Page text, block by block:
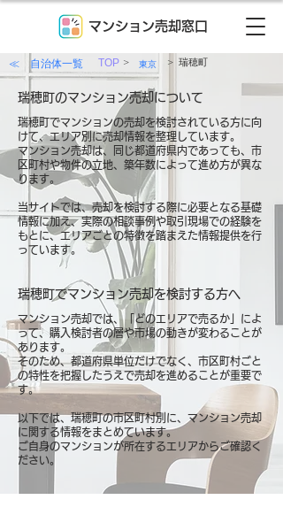
マンション売却窓口
≪ 自治体一覧 TOP > 東京 > 瑞穂町
瑞穂町のマンション売却について
瑞穂町でマンションの売却を検討されている方に向
けて、エリア別に売却情報を整理しています。
マンション売却は、同じ都道府県内であっても、市
区町村や物件の立地、築年数によって進め方が異な
ります。
当サイトでは、売却を検討する際に必要となる基礎
情報に加え、実際の相談事例や取引現場での経験を
もとに、エリアごとの特徴を踏まえた情報提供を行
っています。
瑞穂町でマンション売却を検討する方へ
マンション売却では、「どのエリアで売るか」によ
って、購入検討者の層や市場の動きが変わることが
あります。
そのため、都道府県単位だけでなく、市区町村ごと
の特性を把握したうえで売却を進めることが重要で
す。
以下では、瑞穂町の市区町村別に、マンション売却
に関する情報をまとめています。
ご自身のマンションが所在するエリアからご確認く
ださい。